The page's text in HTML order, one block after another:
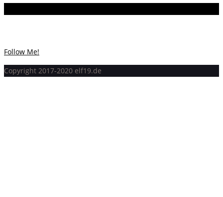
Follow Me!
Copyright 2017-2020 elf19.de